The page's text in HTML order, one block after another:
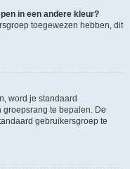
in een andere kleur?
toegewezen hebben, dit
word je standaard
te bepalen. De
gebruikersgroep te